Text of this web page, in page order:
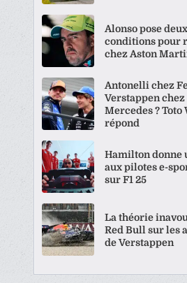
Alonso pose deux
conditions pour
chez Aston
Antonelli chez
Verstappen chez
Mercedes ? Toto
répond
Hamilton donne
aux pilotes e-
sur F1 25
La théorie
Red Bull sur les
de Verstappen